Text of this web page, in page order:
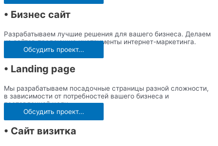
• Бизнес сайт
Разрабатываем лучшие решения для вашего бизнеса. Делаем
из сайтов продающие инструменты интернет-маркетинга.
Обсудить проект...
• Landing page
Мы разрабатываем посадочные страницы разной сложности,
в зависимости от потребностей вашего бизнеса и
поставленной цели.
Обсудить проект...
• Сайт визитка